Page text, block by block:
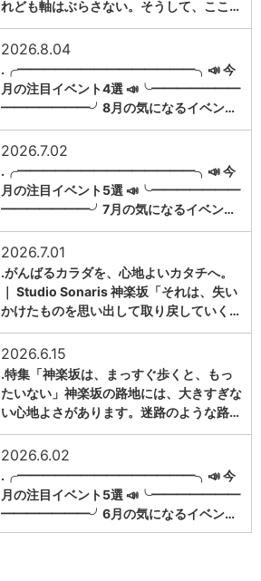
れども軸はぶらさない。そうして、ここ…
2026.8.04
.╭━━━━━━━━━━━━━━╮📣 今
月の注目イベント4選 📣╰━━━━━━━
━━━━━━━╯8月の気になるイベン…
2026.7.02
.╭━━━━━━━━━━━━━━╮📣 今
月の注目イベント5選 📣╰━━━━━━━
━━━━━━━╯7月の気になるイベン…
2026.7.01
.がんばるカラダを、心地よいカタチへ。
｜ Studio Sonaris 神楽坂「それは、失い
かけたものを思い出して取り戻していく…
2026.6.15
.特集「神楽坂は、まっすぐ歩くと、もっ
たいない」神楽坂の路地には、大きすぎな
い心地よさがあります。迷路のような路…
2026.6.02
.╭━━━━━━━━━━━━━━╮📣 今
月の注目イベント5選 📣╰━━━━━━━
━━━━━━━╯6月の気になるイベン…